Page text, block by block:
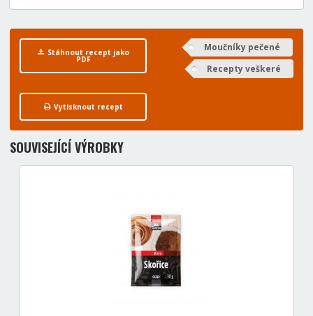
Stáhnout recept jako
PDF
Vytisknout recept
Moučníky pečené
Recepty veškeré
SOUVISEJÍCÍ VÝROBKY